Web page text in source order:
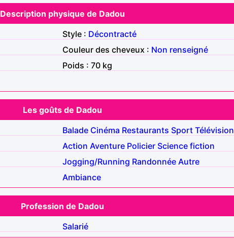
Description physique de Dadou
Style : Décontracté
Couleur des cheveux : Non renseigné
Poids : 70 kg
Les goûts de Dadou
Balade Cinéma Restaurants Sport Télévision
Action Aventure Policier Science fiction
Jogging/Running Randonnée Autre
Ambiance
Profession de Dadou
Salarié